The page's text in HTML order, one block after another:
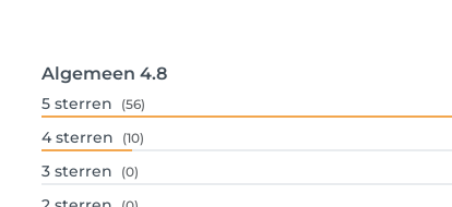
Algemeen 4.8
5 sterren (56)
4 sterren (10)
3 sterren (0)